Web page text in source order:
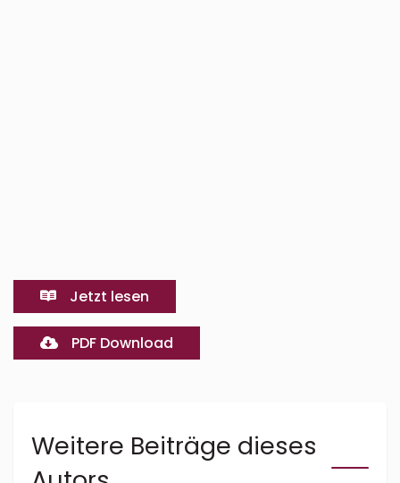
Jetzt lesen
PDF Download
Weitere Beiträge dieses